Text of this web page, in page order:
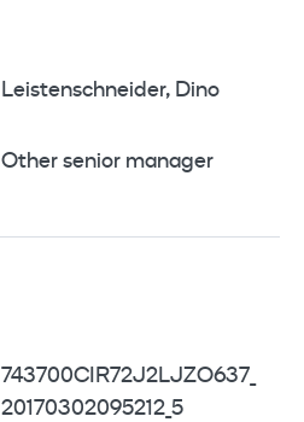
Leistenschneider, Dino
Other senior manager
743700CIR72J2LJZO637_
20170302095212_5